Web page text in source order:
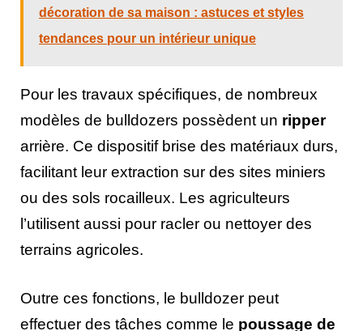
décoration de sa maison : astuces et styles
tendances pour un intérieur unique
Pour les travaux spécifiques, de nombreux
modèles de bulldozers possèdent un ripper
arrière. Ce dispositif brise des matériaux durs,
facilitant leur extraction sur des sites miniers
ou des sols rocailleux. Les agriculteurs
l’utilisent aussi pour racler ou nettoyer des
terrains agricoles.
Outre ces fonctions, le bulldozer peut
effectuer des tâches comme le poussage de